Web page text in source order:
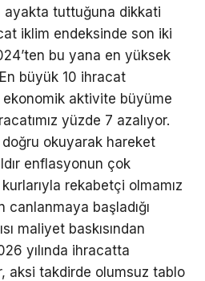
tuttuğuna dikkati
iklim endeksinde son iki
bu yana en yüksek
büyük 10 ihracat
ekonomik aktivite büyüme
yüzde 7 azalıyor.
okuyarak hareket
enflasyonun çok
rekabetçi olmamız
canlanmaya başladığı
maliyet baskısından
yılında ihracatta
aksi takdirde olumsuz tablo